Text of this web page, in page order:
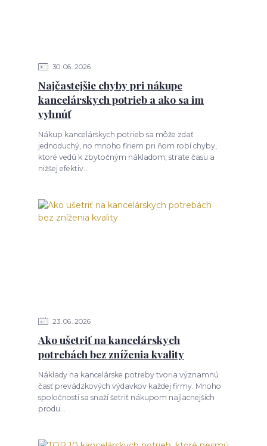
30 06 2026
Najčastejšie chyby pri nákupe
kancelárskych potrieb a ako sa im
vyhnúť
Nákup kancelárskych potrieb sa môže zdať
jednoduchý, no mnoho firiem pri ňom robí chyby,
ktoré vedú k zbytočným nákladom, strate času a
nižšej efektiv...
23 06 2026
Ako ušetriť na kancelárskych
potrebách bez zníženia kvality
Náklady na kancelárske potreby tvoria významnú
časť prevádzkových výdavkov každej firmy. Mnoho
spoločností sa snaží šetriť nákupom najlacnejších
produ...